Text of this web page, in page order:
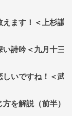
えます！＜上杉謙
い詩吟＜九月十三
しいですね！＜武
方を解説（前半）